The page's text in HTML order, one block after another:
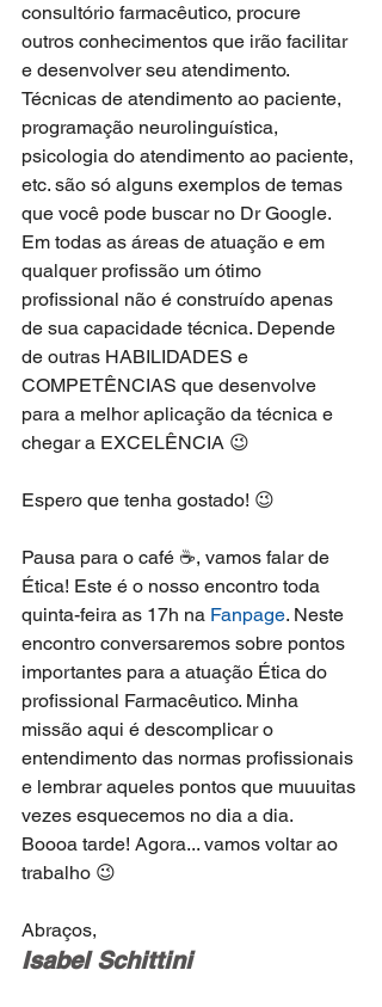
consultório farmacêutico, procure
outros conhecimentos que irão facilitar
e desenvolver seu atendimento.
Técnicas de atendimento ao paciente,
programação neurolinguística,
psicologia do atendimento ao paciente,
etc. são só alguns exemplos de temas
que você pode buscar no Dr Google.
Em todas as áreas de atuação e em
qualquer profissão um ótimo
profissional não é construído apenas
de sua capacidade técnica. Depende
de outras HABILIDADES e
COMPETÊNCIAS que desenvolve
para a melhor aplicação da técnica e
chegar a EXCELÊNCIA 😉
Espero que tenha gostado! 😉
Pausa para o café ☕, vamos falar de
Ética! Este é o nosso encontro toda
quinta-feira as 17h na Fanpage. Neste
encontro conversaremos sobre pontos
importantes para a atuação Ética do
profissional Farmacêutico. Minha
missão aqui é descomplicar o
entendimento das normas profissionais
e lembrar aqueles pontos que muuuitas
vezes esquecemos no dia a dia.
Boooa tarde! Agora... vamos voltar ao
trabalho 😉
Abraços,
Isabel Schittini‬